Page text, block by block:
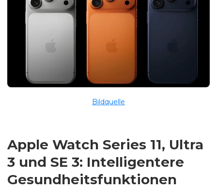
Bildquelle
Apple Watch Series 11, Ultra
3 und SE 3: Intelligentere
Gesundheitsfunktionen